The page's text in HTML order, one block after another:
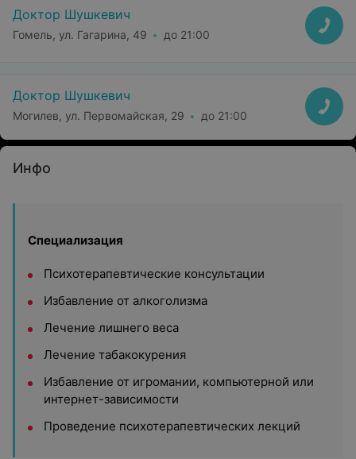
Доктор Шушкевич
Гомель, ул. Гагарина, 49 до 21:00
Доктор Шушкевич
Могилев, ул. Первомайская, 29 до 21:00
Инфо
Специализация
Психотерапевтические консультации
Избавление от алкоголизма
Лечение лишнего веса
Лечение табакокурения
Избавление от игромании, компьютерной или
интернет-зависимости
Проведение психотерапевтических лекций